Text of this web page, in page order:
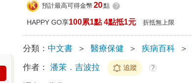
預計最高可得金幣 20點 ?
HAPPY GO享100累1點 4點抵1元 折抵無上限
分類： 中文書 ＞ 醫療保健 ＞ 疾病百科 ＞
作者： 潘茉．吉波拉 追蹤 ?